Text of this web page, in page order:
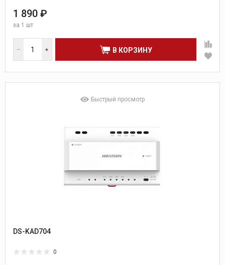
1 890 ₽
за 1 шт
В КОРЗИНУ
Быстрый просмотр
DS-KAD704
0